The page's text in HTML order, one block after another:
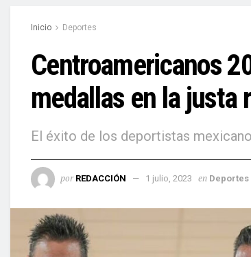
Inicio Deportes
Centroamericanos
medallas en la justa
El éxito de los deportistas
por REDACCIÓN 1 julio, 2023 en Deportes